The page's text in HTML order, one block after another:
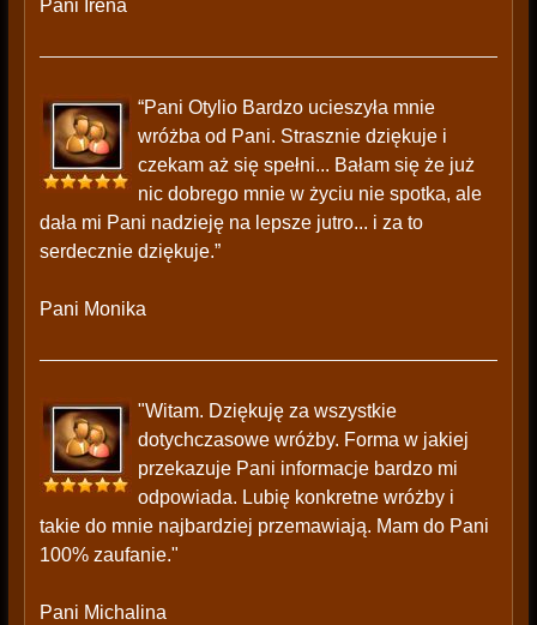
Pani Irena
“Pani Otylio Bardzo ucieszyła mnie
wróżba od Pani. Strasznie dziękuje i
czekam aż się spełni... Bałam się że już
nic dobrego mnie w życiu nie spotka, ale
dała mi Pani nadzieję na lepsze jutro... i za to
serdecznie dziękuje.”
Pani Monika
"Witam. Dziękuję za wszystkie
dotychczasowe wróżby. Forma w jakiej
przekazuje Pani informacje bardzo mi
odpowiada. Lubię konkretne wróżby i
takie do mnie najbardziej przemawiają. Mam do Pani
100% zaufanie."
Pani Michalina